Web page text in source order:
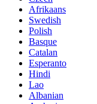
Afrikaans
Swedish
Polish
Basque
Catalan
Esperanto
Hindi
Lao
Albanian